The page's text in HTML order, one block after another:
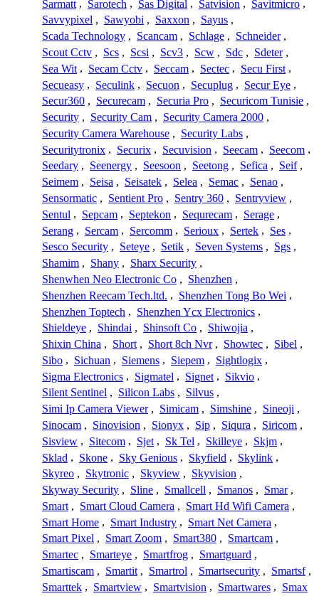
Sarmatt , Sarotech , Sas Digital , Satvision , Savitmicro ,
Savvypixel , Sawyobi , Saxxon , Sayus ,
Scada Technology , Scancam , Schlage , Schneider ,
Scout Cctv , Scs , Scsi , Scv3 , Scw , Sdc , Sdeter ,
Sea Wit , Secam Cctv , Seccam , Sectec , Secu First ,
Secueasy , Seculink , Secuon , Secuplug , Secur Eye ,
Secur360 , Securecam , Securia Pro , Securicom Tunisie ,
Security , Security Cam , Security Camera 2000 ,
Security Camera Warehouse , Security Labs ,
Securitytronix , Securix , Secuvision , Seecam , Seecom ,
Seedary , Seenergy , Seesoon , Seetong , Sefica , Seif ,
Seimem , Seisa , Seisatek , Selea , Semac , Senao ,
Sensormatic , Sentient Pro , Sentry 360 , Sentryview ,
Sentul , Sepcam , Septekon , Sequrecam , Serage ,
Serang , Sercam , Sercomm , Serioux , Sertek , Ses ,
Sesco Security , Seteye , Setik , Seven Systems , Sgs ,
Shamim , Shany , Sharx Security ,
Shenwhen Neo Electronic Co , Shenzhen ,
Shenzhen Reecam Tech.ltd. , Shenzhen Tong Bo Wei ,
Shenzhen Toptech , Shenzhen Ycx Electronics ,
Shieldeye , Shindai , Shinsoft Co , Shiwojia ,
Shixin China , Short , Short 8ch Nvr , Showtec , Sibel ,
Sibo , Sichuan , Siemens , Siepem , Sightlogix ,
Sigma Electronics , Sigmatel , Signet , Sikvio ,
Silent Sentinel , Silicon Labs , Silvus ,
Simi Ip Camera Viewer , Simicam , Simshine , Sineoji ,
Sinocam , Sinovision , Sionyx , Sip , Siqura , Siricom ,
Sisview , Sitecom , Sjet , Sk Tel , Skilleye , Skjm ,
Sklad , Skone , Sky Genious , Skyfield , Skylink ,
Skyreo , Skytronic , Skyview , Skyvision ,
Skyway Security , Sline , Smallcell , Smanos , Smar ,
Smart , Smart Cloud Camera , Smart Hd Wifi Camera ,
Smart Home , Smart Industry , Smart Net Camera ,
Smart Pixel , Smart Zoom , Smart380 , Smartcam ,
Smartec , Smarteye , Smartfrog , Smartguard ,
Smartiscam , Smartit , Smartrol , Smartsecurity , Smartsf ,
Smarttek , Smartview , Smartvision , Smartwares , Smax